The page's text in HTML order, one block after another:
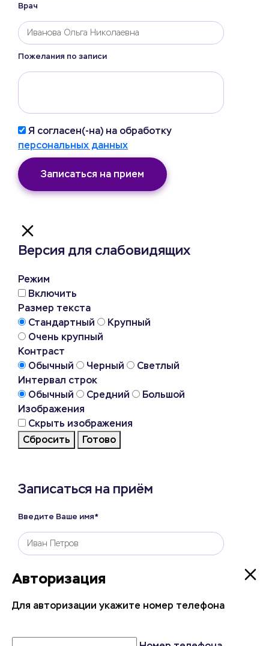
Врач
Пожелания по записи
Я согласен(-на) на обработку
персональных данных
Записаться на прием
Версия для слабовидящих
Режим
Включить
Размер текста
Стандартный
Крупный
Очень крупный
Контраст
Обычный
Черный
Светлый
Интервал строк
Обычный
Средний
Большой
Изображения
Скрыть изображения
Сбросить
Готово
Авторизация
Для авторизации укажите номер телефона
Авторизация
Для авторизации укажите номер телефона
Записаться на приём
Введите Ваше имя*